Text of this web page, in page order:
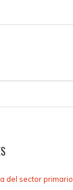
del sector primario